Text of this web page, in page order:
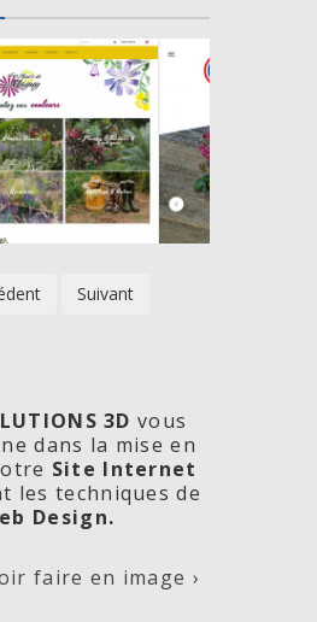
Suivant
3D vous
dans la mise en
Site Internet
les techniques de
Design.
faire en image ›